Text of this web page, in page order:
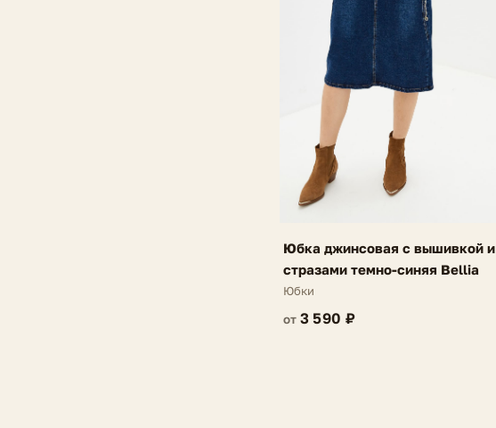
Юбка джинсовая с вышивкой и
стразами темно-синяя Bellia
Юбки
от 3 590 ₽